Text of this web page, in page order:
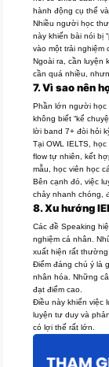
hành động cụ thể
Nhiều người học
này khiến bài nói bị
vào một trải nghiệm
Ngoài ra, cần luyện
cần quá nhiều,
7. Vì sao nên
Phần lớn người học
không biết “kể
lời band 7+ đòi hỏi
Tại OWL IELTS,
flow tự nhiên, kết
mẫu, học viên học
Bên cạnh đó, việc
chảy nhanh chóng,
8. Xu hướng
Các đề Speaking
nghiệm cá nhân.
xuất hiện rất thường
Điểm đáng chú ý là
nhân hóa. Những
đạt điểm cao.
Điều này khiến việc
luyện tư duy và
có lợi thế rất lớn.